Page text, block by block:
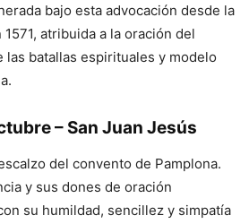
bajo esta advocación desde la
atribuida a la oración del
las batallas espirituales y modelo
– San Juan Jesús
del convento de Pamplona.
y sus dones de oración
su humildad, sencillez y simpatía